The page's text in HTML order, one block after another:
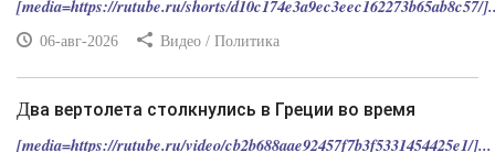
[media=https://rutube.ru/shorts/d10c174e3a9ec3eec162273b65ab8c57/
06-авг-2026 Видео / Политика
Два вертолета столкнулись в Греции во время
[media=https://rutube.ru/video/cb2b688aae92457f7b3f5331454425e1/]...